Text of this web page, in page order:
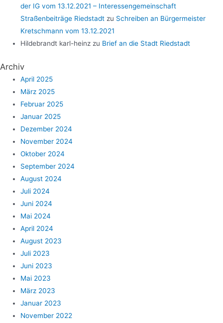
der IG vom 13.12.2021 – Interessengemeinschaft
Straßenbeiträge Riedstadt zu Schreiben an Bürgermeister
Kretschmann vom 13.12.2021
Hildebrandt karl-heinz zu Brief an die Stadt Riedstadt
Archiv
April 2025
März 2025
Februar 2025
Januar 2025
Dezember 2024
November 2024
Oktober 2024
September 2024
August 2024
Juli 2024
Juni 2024
Mai 2024
April 2024
August 2023
Juli 2023
Juni 2023
Mai 2023
März 2023
Januar 2023
November 2022